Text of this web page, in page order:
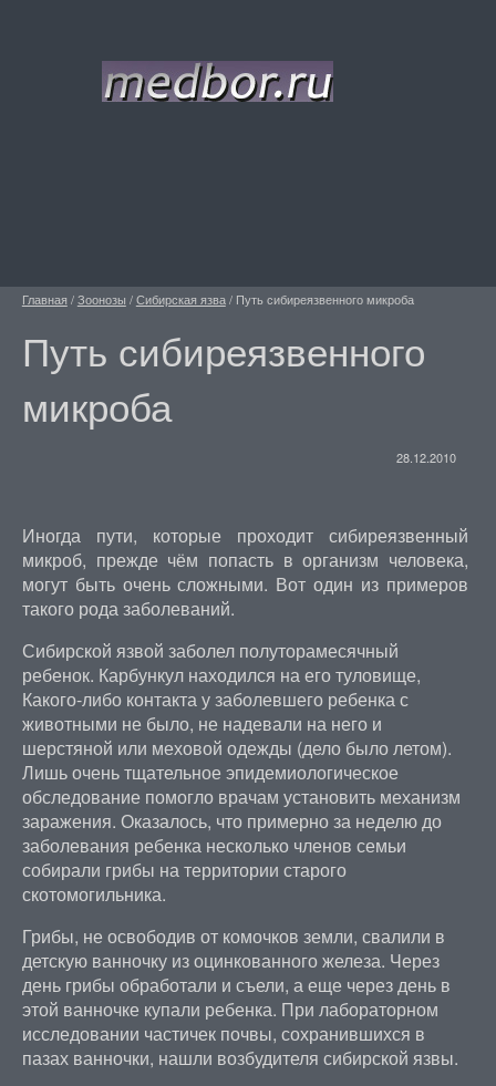
Главная /Зоонозы /Сибирская язва/ Путь сибиреязвенного микроба
Путь сибиреязвенного
микроба
28.12.2010
Иногда пути, которые проходит сибиреязвенный
микроб, прежде чём попасть в организм человека,
могут быть очень сложными. Вот один из примеров
такого рода заболеваний.
Сибирской язвой заболел полуторамесячный
ребенок. Карбункул находился на его туловище,
Какого-либо контакта у заболевшего ребенка с
животными не было, не надевали на него и
шерстяной или меховой одежды (дело было летом).
Лишь очень тщательное эпидемиологическое
обследование помогло врачам установить механизм
заражения. Оказалось, что примерно за неделю до
заболевания ребенка несколько членов семьи
собирали грибы на территории старого
скотомогильника.
Грибы, не освободив от комочков земли, свалили в
детскую ванночку из оцинкованного железа. Через
день грибы обработали и съели, а еще через день в
этой ванночке купали ребенка. При лабораторном
исследовании частичек почвы, сохранившихся в
пазах ванночки, нашли возбудителя сибирской язвы.